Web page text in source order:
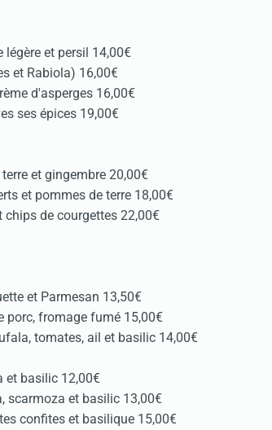
et persil 14,00€
et Rabiola) 16,00€
d'asperges 16,00€
ses épices 19,00€
et gingembre 20,00€
et pommes de terre 18,00€
de courgettes 22,00€
et Parmesan 13,50€
porc, fromage fumé 15,00€
tomates, ail et basilic 14,00€
et basilic 12,00€
scarmoza et basilic 13,00€
confites et basilique 15,00€